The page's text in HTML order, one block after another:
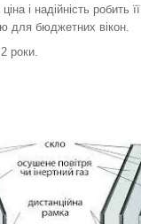
і надійність робить її
для бюджетних вікон.
2 роки.